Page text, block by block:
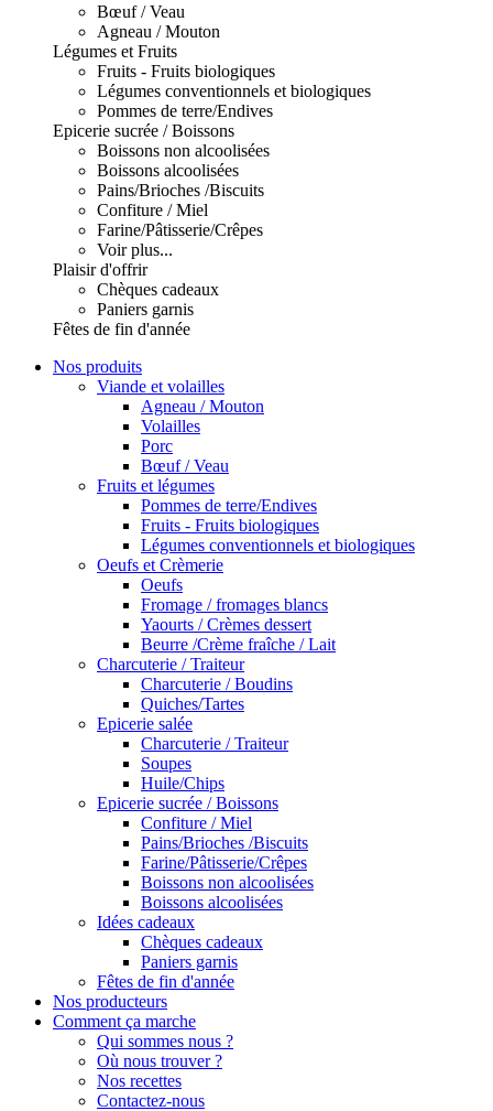
Bœuf / Veau
Agneau / Mouton
Légumes et Fruits
Fruits - Fruits biologiques
Légumes conventionnels et biologiques
Pommes de terre/Endives
Epicerie sucrée / Boissons
Boissons non alcoolisées
Boissons alcoolisées
Pains/Brioches /Biscuits
Confiture / Miel
Farine/Pâtisserie/Crêpes
Voir plus...
Plaisir d'offrir
Chèques cadeaux
Paniers garnis
Fêtes de fin d'année
Nos produits
Viande et volailles
Agneau / Mouton
Volailles
Porc
Bœuf / Veau
Fruits et légumes
Pommes de terre/Endives
Fruits - Fruits biologiques
Légumes conventionnels et biologiques
Oeufs et Crèmerie
Oeufs
Fromage / fromages blancs
Yaourts / Crèmes dessert
Beurre /Crème fraîche / Lait
Charcuterie / Traiteur
Charcuterie / Boudins
Quiches/Tartes
Epicerie salée
Charcuterie / Traiteur
Soupes
Huile/Chips
Epicerie sucrée / Boissons
Confiture / Miel
Pains/Brioches /Biscuits
Farine/Pâtisserie/Crêpes
Boissons non alcoolisées
Boissons alcoolisées
Idées cadeaux
Chèques cadeaux
Paniers garnis
Fêtes de fin d'année
Nos producteurs
Comment ça marche
Qui sommes nous ?
Où nous trouver ?
Nos recettes
Contactez-nous